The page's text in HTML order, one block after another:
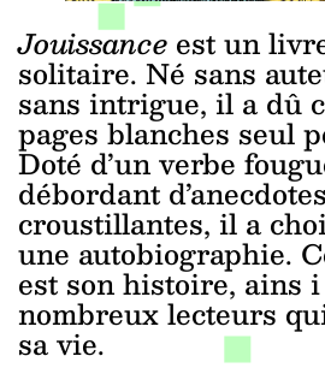
Jouissance est un
solitaire. Né sans
sans intrigue, il a dû
pages blanches seul
Doté d’un verbe
débordant d’anecdotes
croustillantes, il a
une autobiographie.
est son histoire, ains i
nombreux lecteurs
sa vie.